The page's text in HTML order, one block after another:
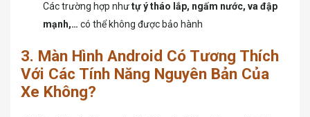
Các trường hợp nhưtự ý tháo lắp, ngấm nước, va đập
mạnh,… có thể không được bảo hành
3. Màn Hình Android Có Tương Thích
Với Các Tính Năng Nguyên Bản Của
Xe Không?